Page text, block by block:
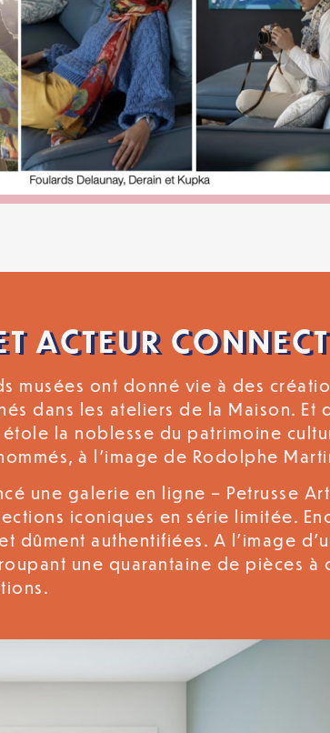
ACTEUR
musées ont donné vie à des
dans les ateliers de la Maison. Et
la noblesse du patrimoine
à l’image de Rodolphe
une galerie en ligne – Petrusse
iconiques en série limitée.
dûment authentifiées. A l’image
une quarantaine de pièces à